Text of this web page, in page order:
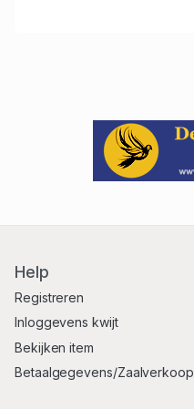
Help
Registreren
Inloggevens kwijt
Bekijken item
Betaalgegevens/Zaalverkoop